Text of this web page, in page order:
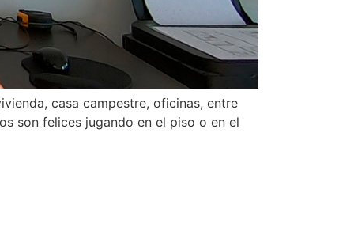
casa campestre, oficinas, entre
son felices jugando en el piso o en el